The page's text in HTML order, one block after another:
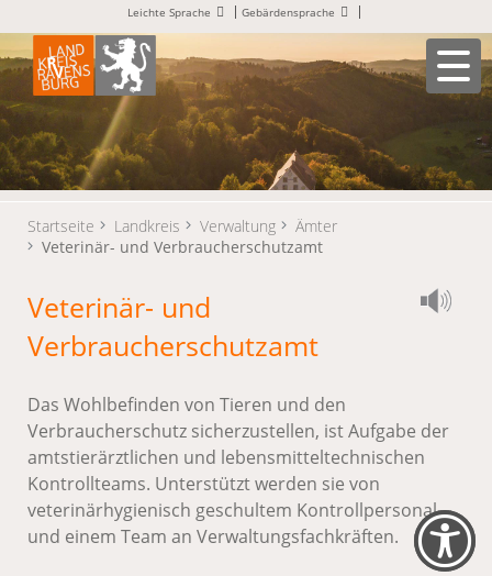
Leichte Sprache Gebärdensprache
Startseite Landkreis Verwaltung
Ämter
Veterinär- und Verbraucherschutzamt
Veterinär- und
Verbraucherschutzamt
Das Wohlbefinden von Tieren und den
Verbraucherschutz sicherzustellen, ist Aufgabe der
amtstierärztlichen und lebensmitteltechnischen
Kontrollteams. Unterstützt werden sie von
veterinärhygienisch geschultem Kontrollpersonal
und einem Team an Verwaltungsfachkräften.